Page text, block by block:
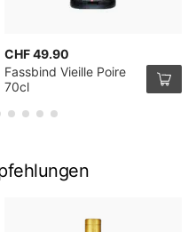
CHF 49.90
Fassbind Vieille Poire
70cl